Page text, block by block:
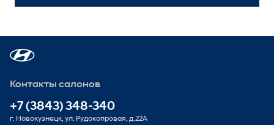
Контакты салонов
+7 (3843) 348-340
г. Новокузнецк, ул. Рудокопровая, д.22А